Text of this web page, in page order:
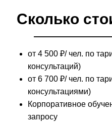
Сколько
от 4 500 ₽/ чел. по
консультаций)
от 6 700 ₽/ чел. по
консультациями)
Корпоративное
запросу